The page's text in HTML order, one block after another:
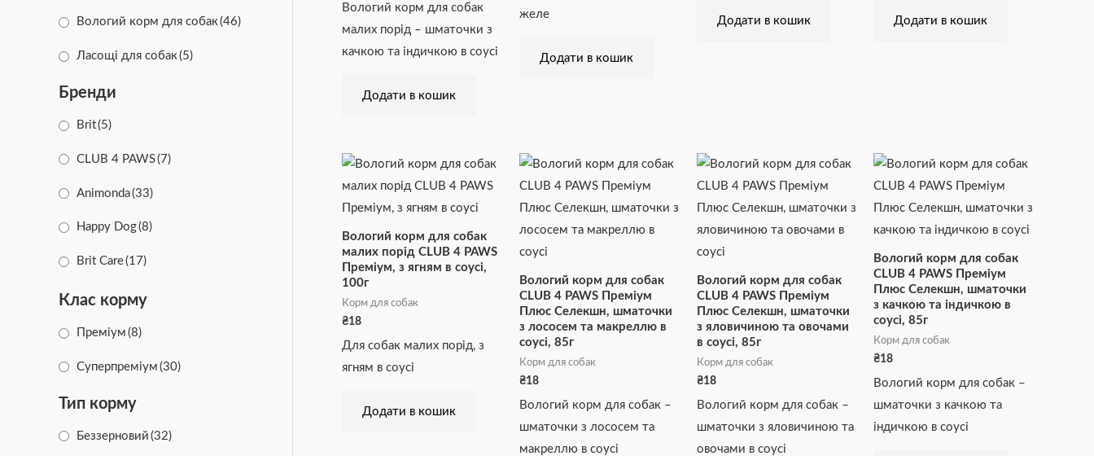
Вологий корм для собак(46)
Ласощі для собак(5)
Бренди
Brit(5)
CLUB 4 PAWS(7)
Animonda(33)
Happy Dog(8)
Brit Care(17)
Клас корму
Преміум (8)
Суперпреміум (30)
Тип корму
Беззерновий (32)
Вологий корм для собак
малих порід – шматочки з
качкою та індичкою в соусі
Додати в кошик
желе
Додати в кошик
Додати в кошик Додати в кошик
Вологий корм для собак
малих порід CLUB 4 PAWS
Преміум, з ягням в соусі,
100г
Корм для собак
₴18
Для собак малих порід, з
ягням в соусі
Додати в кошик
Вологий корм для собак
CLUB 4 PAWS Преміум
Плюс Селекшн, шматочки
з лососем та макреллю в
соусі, 85г
Корм для собак
₴18
Вологий корм для собак –
шматочки з лососем та
макреллю в соусі
Вологий корм для собак
CLUB 4 PAWS Преміум
Плюс Селекшн, шматочки
з яловичиною та овочами
в соусі, 85г
Корм для собак
₴18
Вологий корм для собак –
шматочки з яловичиною та
овочами в соусі
Вологий корм для собак
CLUB 4 PAWS Преміум
Плюс Селекшн, шматочки
з качкою та індичкою в
соусі, 85г
Корм для собак
₴18
Вологий корм для собак –
шматочки з качкою та
індичкою в соусі